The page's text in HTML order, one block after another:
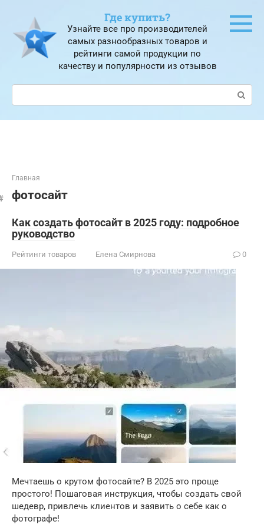
контенту
Где купить?
Узнайте все про производителей
самых разнообразных товаров и
рейтинги самой продукции по
качеству и популярности из отзывов
Поиск:
Главная
фотосайт
Как создать фотосайт в 2025 году: подробное
руководство
Рейтинги товаров Елена Смирнова 0
Мечтаешь о крутом фотосайте? В 2025 это проще
простого! Пошаговая инструкция, чтобы создать свой
шедевр, привлечь клиентов и заявить о себе как о
фотографе!